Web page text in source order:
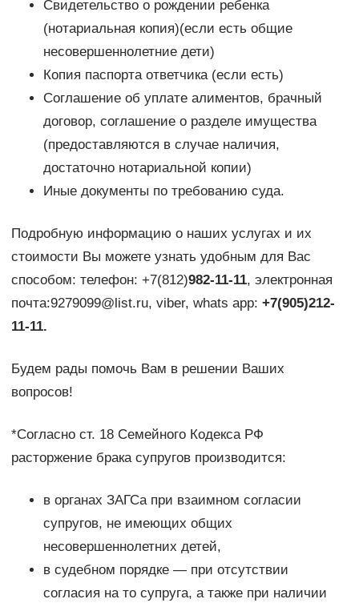
Свидетельство о рождении ребенка
(нотариальная копия)(если есть общие
несовершеннолетние дети)
Копия паспорта ответчика (если есть)
Соглашение об уплате алиментов, брачный
договор, соглашение о разделе имущества
(предоставляются в случае наличия,
достаточно нотариальной копии)
Иные документы по требованию суда.
Подробную информацию о наших услугах и их
стоимости Вы можете узнать удобным для Вас
способом: телефон: +7(812)982-11-11, электронная
почта:9279099@list.ru, viber, whats app: +7(905)212-
11-11.
Будем рады помочь Вам в решении Ваших
вопросов!
*Согласно ст. 18 Семейного Кодекса РФ
расторжение брака супругов производится:
в органах ЗАГСа при взаимном согласии
супругов, не имеющих общих
несовершеннолетних детей,
в судебном порядке — при отсутствии
согласия на то супруга, а также при наличии